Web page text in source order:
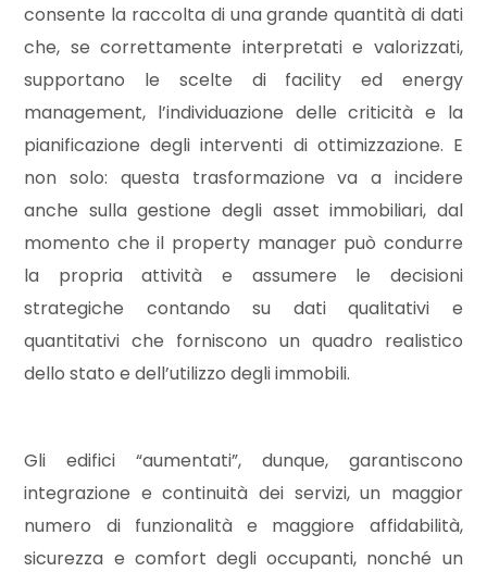
consente la raccolta di una grande quantità di dati
che, se correttamente interpretati e valorizzati,
supportano le scelte di facility ed energy
management, l’individuazione delle criticità e la
pianificazione degli interventi di ottimizzazione. E
non solo: questa trasformazione va a incidere
anche sulla gestione degli asset immobiliari, dal
momento che il property manager può condurre
la propria attività e assumere le decisioni
strategiche contando su dati qualitativi e
quantitativi che forniscono un quadro realistico
dello stato e dell’utilizzo degli immobili.
Gli edifici “aumentati”, dunque, garantiscono
integrazione e continuità dei servizi, un maggior
numero di funzionalità e maggiore affidabilità,
sicurezza e comfort degli occupanti, nonché un
4
5
5+
Qualsiasi
1
3